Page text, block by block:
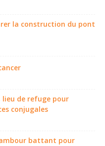
la construction du pont
lieu de refuge pour
conjugales
battant pour